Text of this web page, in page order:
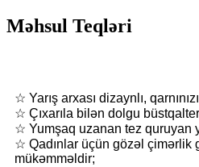
Məhsul Teqləri
☆ Yarış arxası dizaynlı,
☆ Çıxarıla bilən dolgu
☆ Yumşaq uzanan tez quruyan
☆ Qadınlar üçün gözəl çimərlik
mükəmməldir;